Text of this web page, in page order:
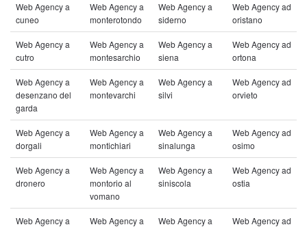
Web Agency a
cuneo
Web Agency a
monterotondo
Web Agency a
siderno
Web Agency ad
oristano
Web Agency a
cutro
Web Agency a
montesarchio
Web Agency a
siena
Web Agency ad
ortona
Web Agency a
desenzano del
garda
Web Agency a
montevarchi
Web Agency a
silvi
Web Agency ad
orvieto
Web Agency a
dorgali
Web Agency a
montichiari
Web Agency a
sinalunga
Web Agency ad
osimo
Web Agency a
dronero
Web Agency a
montorio al
vomano
Web Agency a
siniscola
Web Agency ad
ostia
Web Agency a
Web Agency a
Web Agency a
Web Agency ad